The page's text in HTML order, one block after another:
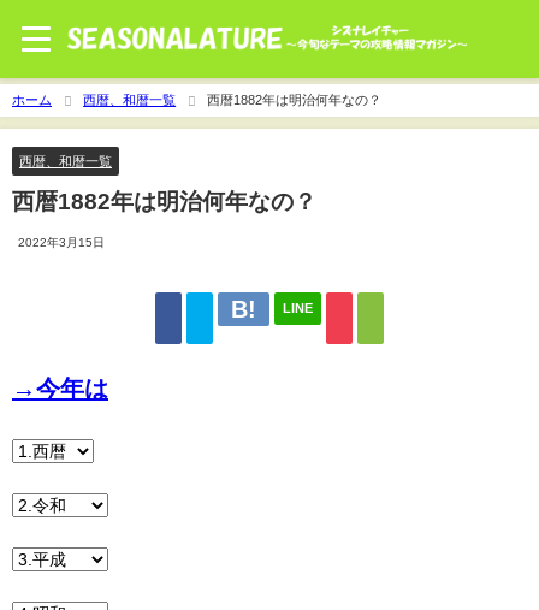
ホーム 西暦、和暦一覧 西暦1882年は明治何年なの？
西暦、和暦一覧
西暦1882年は明治何年なの？
2022年3月15日
LINE
→今年は